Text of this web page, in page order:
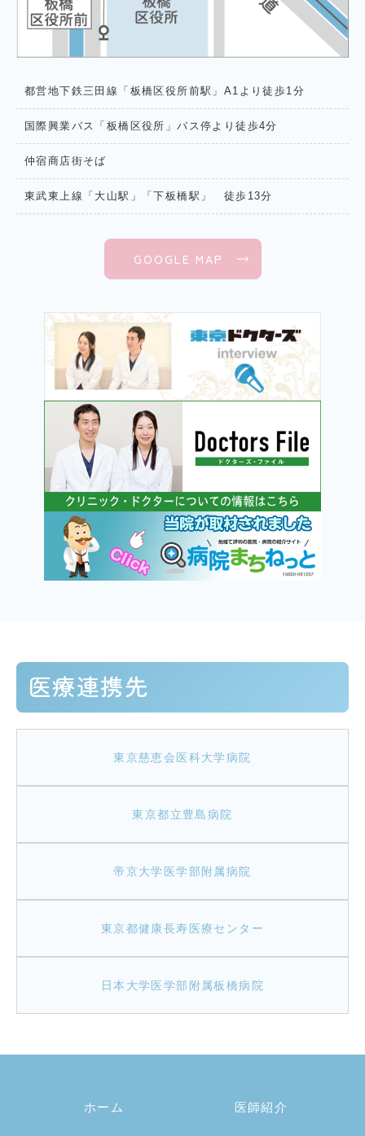
都営地下鉄三田線「板橋区役所前駅」A1より徒歩1分
国際興業バス「板橋区役所」バス停より徒歩4分
仲宿商店街そば
東武東上線「大山駅」「下板橋駅」 徒歩13分
GOOGLE MAP
医療連携先
東京慈恵会医科大学病院
東京都立豊島病院
帝京大学医学部附属病院
東京都健康長寿医療センター
日本大学医学部附属板橋病院
ホーム 医師紹介